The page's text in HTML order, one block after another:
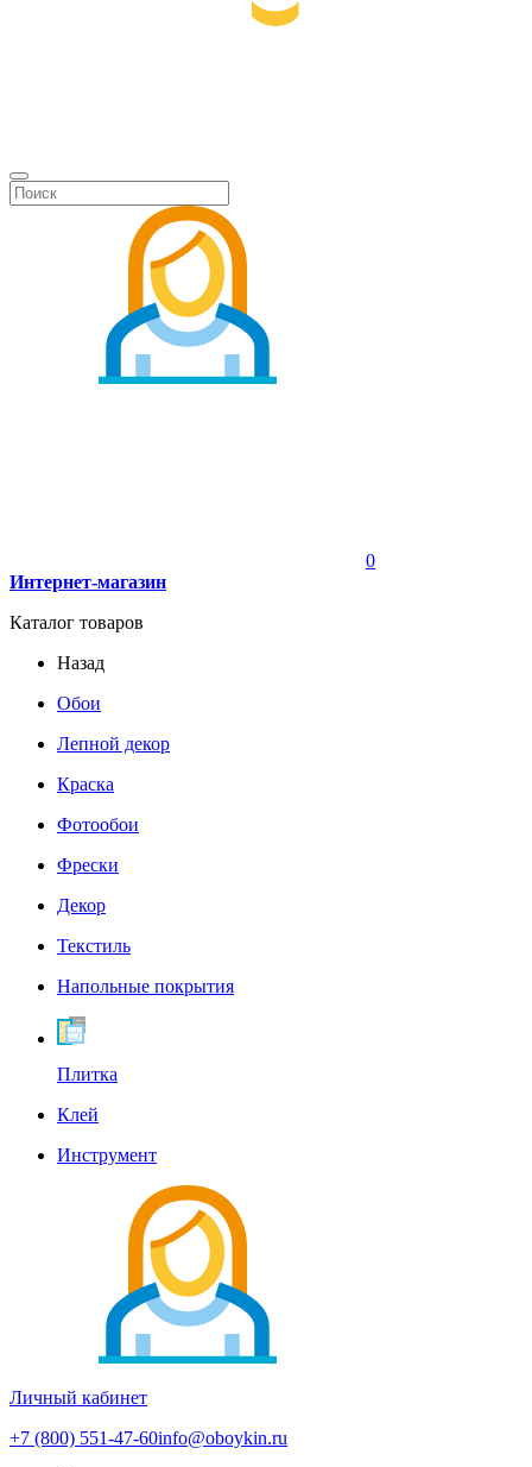
0
Интернет-магазин
Каталог товаров
Назад
Обои
Лепной декор
Краска
Фотообои
Фрески
Декор
Текстиль
Напольные покрытия
Плитка
Клей
Инструмент
Личный кабинет
+7 (800) 551-47-60info@oboykin.ru